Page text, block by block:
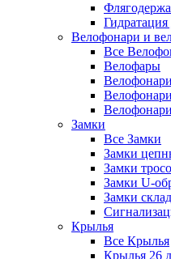
Гидратация
Велофонари и
Все
Велофары
Замки
Все Замки
Замки
Замки
Замки U-
Замки
Крылья
Все Крылья
Крылья 26